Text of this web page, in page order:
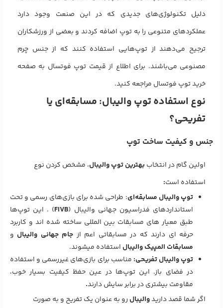
دلیل تکنولوژی‌های جدیدی که در این صنعت وجود دارد
عملکرد‌های متنوعی را به توپ اضافه کردند و بعضی از ورزشکاران
ترجیح می‌دهند از توپ‌هایی استفاده کنند که از جنس چرم
مصنوعی می‌باشند. برای اطلاع از قیمت توپ فوتسال به صفحه
خرید توپ فوتسال مراجعه کنید.
نوع استفاده توپ والیبال: مسابقه‌ای یا
تفریحی؟
جنس و کیفیت ساخت توپ
اولین گام در انتخاب بهترین توپ والیبال، مشخص کردن نوع
استفاده است:
توپ‌ والیبال مسابقه‌ای: طراحی شده برای بازی‌های رسمی و تحت
استانداردهای فدراسیون جهانی والیبال (FIVB) . این توپ‌ها
طبق معیار های مسابقات بین المللی ساخته شده اند و کاربرد
حرفه ای دارند که در مسابقاتی اعم از جام جهانی والیبال و
مسابقات المپیک والیبال استفاده میشوند.
توپ‌ والیبال تفریحی: مناسب برای بازی‌های غیررسمی و استفاده
در فضای باز. این توپ‌ها در عین حفظ کیفیت بسیار خوب،
مقاومت بیشتری در برابر سایش دارند.
اگر شما قصد داریدوالیبال رو به عنوان یک تفریح و به صورت